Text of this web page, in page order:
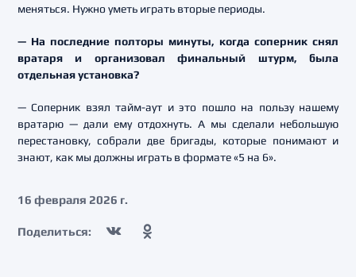
меняться. Нужно уметь играть вторые периоды.
— На последние полторы минуты, когда соперник снял
вратаря и организовал финальный штурм,
была
отдельная установка?
— Соперник взял тайм-аут и это пошло на пользу нашему
вратарю — дали ему отдохнуть. А мы сделали небольшую
перестановку, собрали две бригады, которые понимают и
знают, как мы должны играть в формате «5 на 6».
16 февраля 2026 г.
Поделиться: